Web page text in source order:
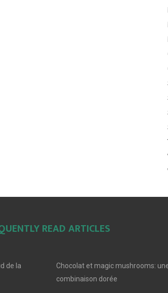
READ ARTICLES
de la
Chocolat et magic mushrooms:
combinaison dorée